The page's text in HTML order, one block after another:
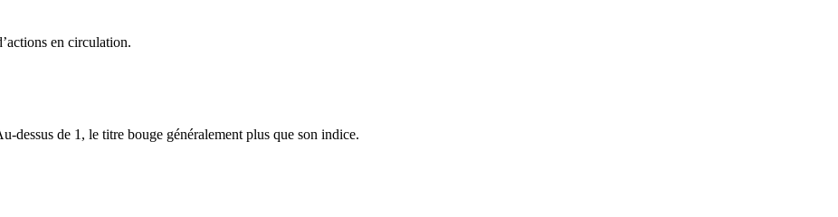
en circulation.
dessus de 1, le titre bouge généralement plus que son indice.